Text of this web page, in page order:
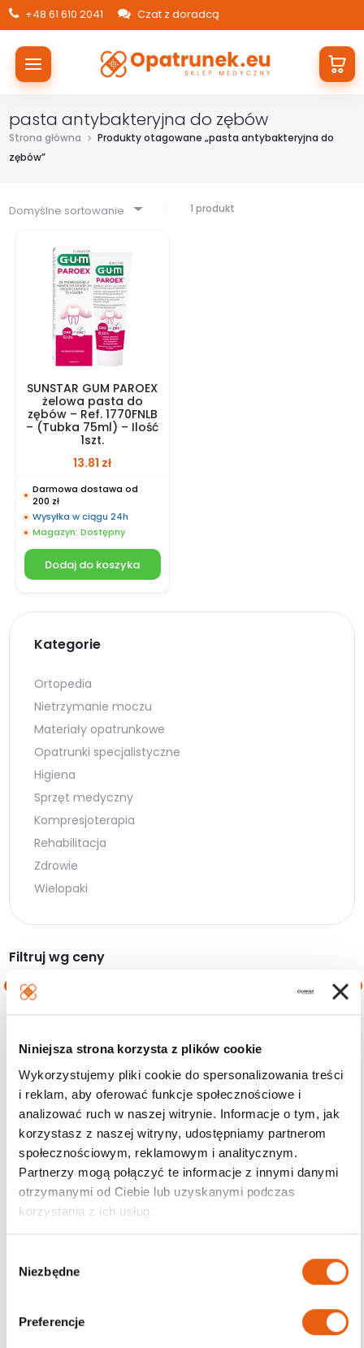
Niniejsza strona korzysta z plików cookie
Wykorzystujemy pliki cookie do spersonalizowania treści
i reklam, aby oferować funkcje społecznościowe i
analizować ruch w naszej witrynie. Informacje o tym, jak
korzystasz z naszej witryny, udostępniamy partnerom
społecznościowym, reklamowym i analitycznym.
Partnerzy mogą połączyć te informacje z innymi danymi
otrzymanymi od Ciebie lub uzyskanymi podczas
korzystania z ich usług.
Niezbędne
Preferencje
+48 61 610 2041 Czat z doradcą
pasta antybakteryjna do zębów
Strona główna
Produkty otagowane „pasta antybakteryjna do
zębów”
Domyślne sortowanie 1 produkt
SUNSTAR GUM PAROEX
żelowa pasta do
zębów – Ref. 1770FNLB
– (Tubka 75ml) – Ilość
1szt.
13.81 zł
Darmowa dostawa od
200 zł
Wysyłka w ciągu 24h
Magazyn: Dostępny
Dodaj do koszyka
Kategorie
Ortopedia
Nietrzymanie moczu
Materiały opatrunkowe
Opatrunki specjalistyczne
Higiena
Sprzęt medyczny
Kompresjoterapia
Rehabilitacja
Zdrowie
Wielopaki
Filtruj wg ceny
Filtruj
Darmowa dostawa
od 200zł